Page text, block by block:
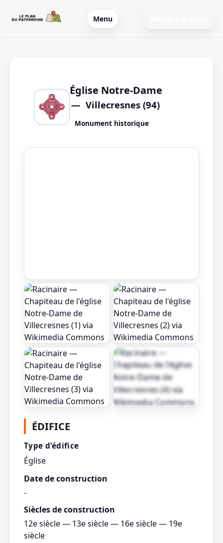
Menu
Église Notre-Dame
Villecresnes (94)
Monument historique
ÉDIFICE
Type d'édifice
Église
Date de construction
-
Siècles de construction
12e siècle — 13e siècle — 16e siècle — 19e
siècle